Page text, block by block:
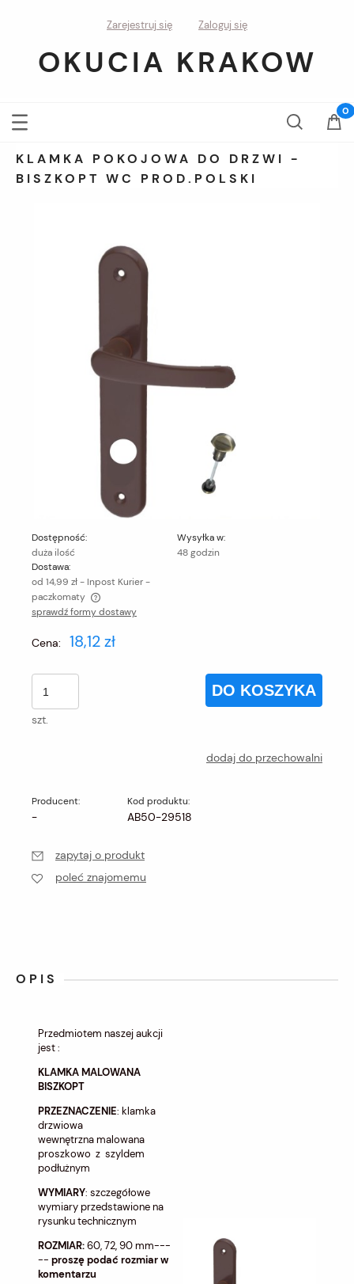
Zarejestruj się Zaloguj się
OKUCIA KRAKOW
KLAMKA POKOJOWA DO DRZWI -
BISZKOPT WC PROD.POLSKI
Dostępność:
duża ilość
Wysyłka w:
48 godzin
Dostawa:
od 14,99 zł- Inpost Kurier -
paczkomaty
Cena nie zawiera ewentualnych kosztów płatności
sprawdź formy dostawy
Cena: 18,12 zł
szt.
DO KOSZYKA
dodaj do przechowalni
Producent:
-
Kod produktu:
AB50-29518
zapytaj o produkt
poleć znajomemu
OPIS
Przedmiotem naszej aukcji
jest :
KLAMKA MALOWANA
BISZKOPT
PRZEZNACZENIE: klamka
drzwiowa
wewnętrzna malowana
proszkowo z szyldem
podłużnym
WYMIARY: szczegółowe
wymiary przedstawione na
rysunku technicznym
ROZMIAR:60, 72, 90 mm---
-- proszę podać rozmiar w
komentarzu